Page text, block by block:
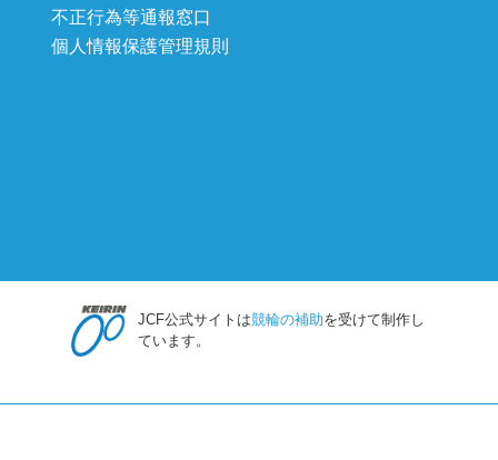
不正行為等通報窓口
個人情報保護管理規則
JCF公式サイトは競輪の補助を受けて制作し
ています。